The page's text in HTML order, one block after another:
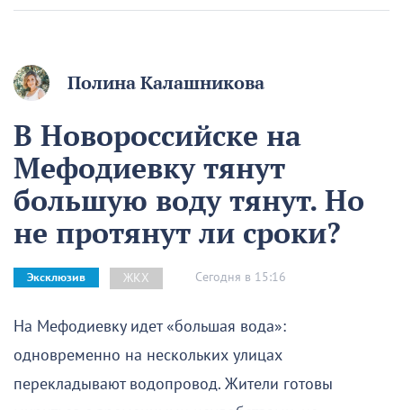
Полина Калашникова
В Новороссийске на
Мефодиевку тянут
большую воду тянут. Но
не протянут ли сроки?
Эксклюзив ЖКХ Сегодня в 15:16
На Мефодиевку идет «большая вода»:
одновременно на нескольких улицах
перекладывают водопровод. Жители готовы